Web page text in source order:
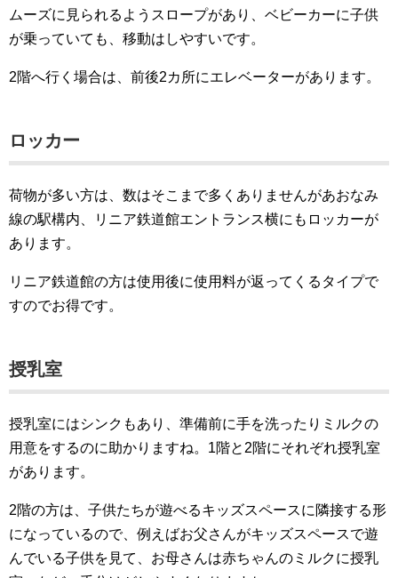
ムーズに見られるようスロープがあり、ベビーカーに子供
が乗っていても、移動はしやすいです。
2階へ行く場合は、前後2カ所にエレベーターがあります。
ロッカー
荷物が多い方は、数はそこまで多くありませんがあおなみ
線の駅構内、リニア鉄道館エントランス横にもロッカーが
あります。
リニア鉄道館の方は使用後に使用料が返ってくるタイプで
すのでお得です。
授乳室
授乳室にはシンクもあり、準備前に手を洗ったりミルクの
用意をするのに助かりますね。1階と2階にそれぞれ授乳室
があります。
2階の方は、子供たちが遊べるキッズスペースに隣接する形
になっているので、例えばお父さんがキッズスペースで遊
んでいる子供を見て、お母さんは赤ちゃんのミルクに授乳